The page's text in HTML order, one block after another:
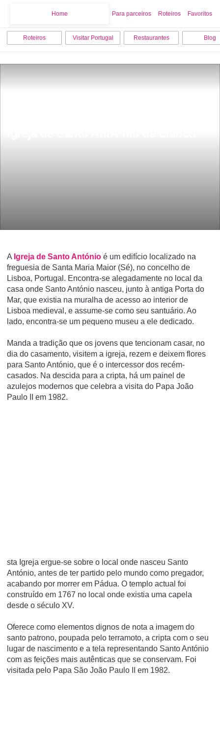
Home Para parceiros Roteiros Favoritos
Roteiros Visitar Portugal Restaurantes Blog
A Igreja de Santo António é um edifí­cio localizado na
freguesia de Santa Maria Maior (Sé), no concelho de
Lisboa, Portugal. Encontra-se alegadamente no local da
casa onde Santo António nasceu, junto à antiga Porta do
Mar, que existia na muralha de acesso ao interior de
Lisboa medieval, e assume-se como seu santuário. Ao
lado, encontra-se um pequeno museu a ele dedicado.
Manda a tradição que os jovens que tencionam casar, no
dia do casamento, visitem a igreja, rezem e deixem flores
para Santo António, que é o intercessor dos recém-
casados. Na descida para a cripta, há um painel de
azulejos modernos que celebra a visita do Papa João
Paulo II em 1982.
sta Igreja ergue-se sobre o local onde nasceu Santo
António, antes de ter partido pelo mundo como pregador,
acabando por morrer em Pádua. O templo actual foi
construído em 1767 no local onde existia uma capela
desde o século XV.
Oferece como elementos dignos de nota a imagem do
santo patrono, poupada pelo terramoto, a cripta com o seu
lugar de nascimento e a tela representando Santo António
com as feições mais autênticas que se conservam. Foi
visitada pelo Papa São João Paulo II em 1982.